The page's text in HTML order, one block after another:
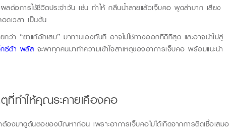
ลต่อการใช้ชีวิตประจำวัน เช่น ทำให้ กลืนน้ำลายแล้วเจ็บคอ พูดลำบาก เสียง
ดเวลา เป็นต้น
ว่า “ยาแก้อักเสบ” มาทานเองทันที อาจไม่ใช่ทางออกที่ดีที่สุด และอาจนำไปสู่
ซ์ต้า พลัส จะพาทุกคนมาทำความเข้าใจสาเหตุของอาการเจ็บคอ พร้อมแนะนำ
ที่ทำให้คุณระคายเคืองคอ
องมาดูต้นตอของปัญหาก่อน เพราะอาการเจ็บคอไม่ได้เกิดจากการติดเชื้อเสมอ